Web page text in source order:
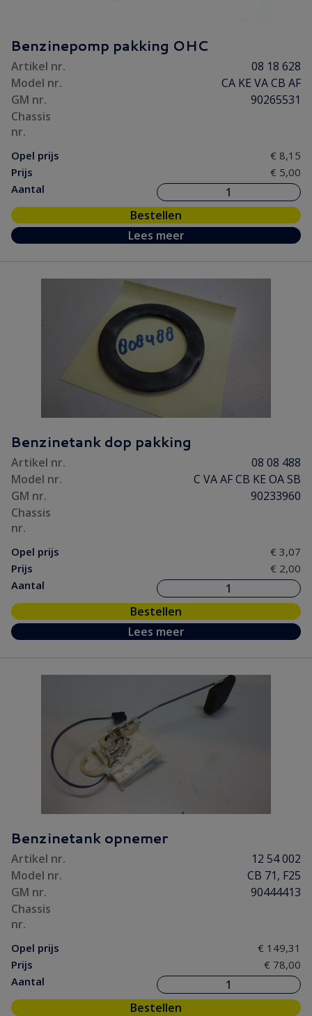
Benzinepomp pakking OHC
Artikel nr.
08 18 628
Model nr.
CA KE VA CB AF
GM nr.
90265531
Chassis
nr.
Opel prijs
€ 8,15
Prijs
€ 5,00
Aantal
Bestellen
Lees meer
Benzinetank dop pakking
Artikel nr.
08 08 488
Model nr.
C VA AF CB KE OA SB
GM nr.
90233960
Chassis
nr.
Opel prijs
€ 3,07
Prijs
€ 2,00
Aantal
Bestellen
Lees meer
Benzinetank opnemer
Artikel nr.
12 54 002
Model nr.
CB 71, F25
GM nr.
90444413
Chassis
nr.
Opel prijs
€ 149,31
Prijs
€ 78,00
Aantal
Bestellen